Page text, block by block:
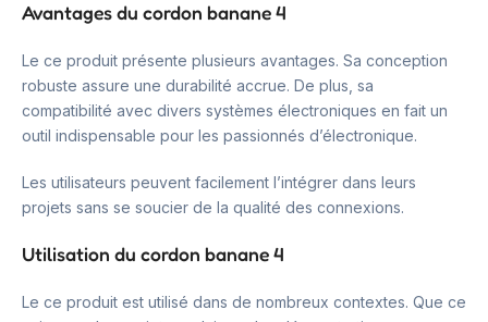
Avantages du cordon banane 4
Le ce produit présente plusieurs avantages. Sa conception
robuste assure une durabilité accrue. De plus, sa
compatibilité avec divers systèmes électroniques en fait un
outil indispensable pour les passionnés d’électronique.
Les utilisateurs peuvent facilement l’intégrer dans leurs
projets sans se soucier de la qualité des connexions.
Utilisation du cordon banane 4
Le ce produit est utilisé dans de nombreux contextes. Que ce